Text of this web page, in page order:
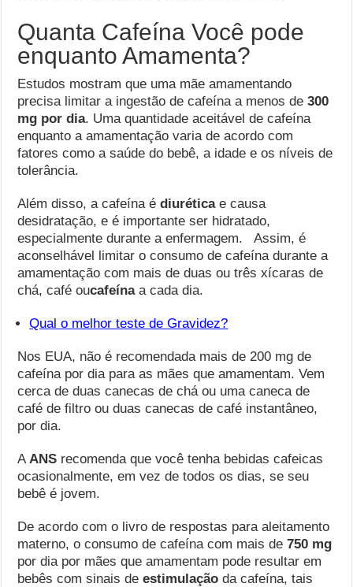
Quanta Cafeína Você pode
enquanto Amamenta?
Estudos mostram que uma mãe amamentando
precisa limitar a ingestão de cafeína a menos de300
mg por dia. Uma quantidade aceitável de cafeína
enquanto a amamentação varia de acordo com
fatores como a saúde do bebê, a idade e os níveis de
tolerância.
Além disso, a cafeína é diuréticae causa
desidratação, e é importante ser hidratado,
especialmente durante a enfermagem. Assim, é
aconselhável limitar o consumo de cafeína durante a
amamentação com mais de duas ou três xícaras de
chá, café oucafeínaa cada dia.
Qual o melhor teste de Gravidez?
Nos EUA, não é recomendada mais de 200 mg de
cafeína por dia para as mães que amamentam. Vem
cerca de duas canecas de chá ou uma caneca de
café de filtro ou duas canecas de café instantâneo,
por dia.
AANS recomenda que você tenha bebidas cafeicas
ocasionalmente, em vez de todos os dias, se seu
bebê é jovem.
De acordo com o livro de respostas para aleitamento
materno, o consumo de cafeína com mais de750 mg
por dia por mães que amamentam pode resultar em
bebês com sinais de estimulação da cafeína, tais